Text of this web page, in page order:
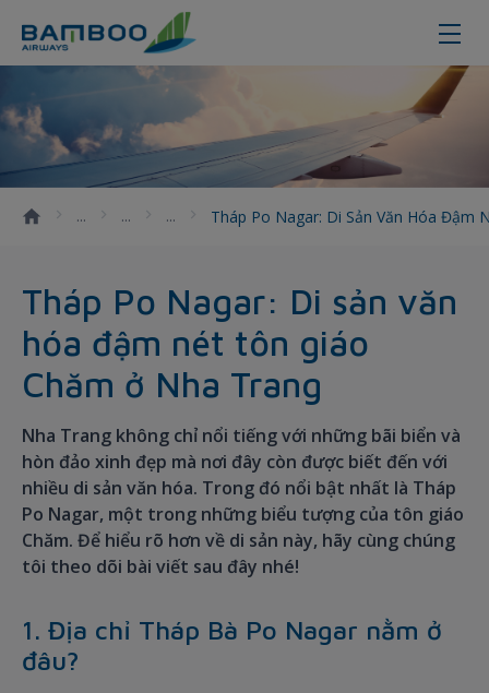
Tháp Po Nagar: Di sản văn hóa
Tháp Po Nagar: Di Sản Văn Hóa Đậm
Tháp Po Nagar: Di sản văn
hóa đậm nét tôn giáo
Chăm ở Nha Trang
Nha Trang không chỉ nổi tiếng với những bãi biển và
hòn đảo xinh đẹp mà nơi đây còn được biết đến với
nhiều di sản văn hóa. Trong đó nổi bật nhất là Tháp
Po Nagar, một trong những biểu tượng của tôn giáo
Chăm. Để hiểu rõ hơn về di sản này, hãy cùng chúng
tôi theo dõi bài viết sau đây nhé!
1. Địa chỉ Tháp Bà Po Nagar nằm ở
đâu?